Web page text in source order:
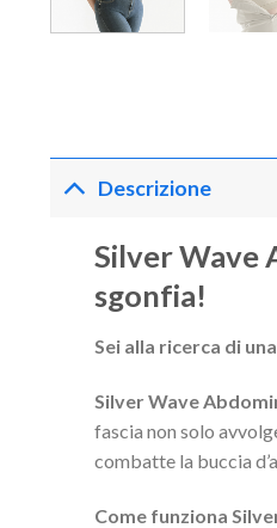
Descrizione
Silver Wave
sgonfia!
Sei alla ricerca di
Silver Wave
fascia non solo
combatte la buccia
Come funziona